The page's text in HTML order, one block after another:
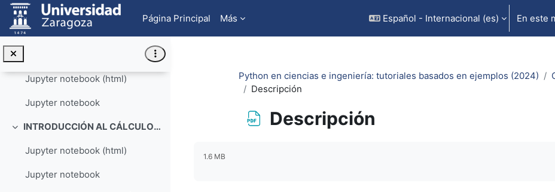
Salta al contenido principal
Página Principal
Más Español - Internacional ‎(es)‎ En este
Colapsar
Jupyter notebook (html)
Jupyter notebook
Colapsar INTRODUCCIÓN AL CÁLCULO VECTORIAL CON PYTHON
Jupyter notebook (html)
Jupyter notebook
Python en ciencias e ingeniería: tutoriales basados en ejemplos (2024)
Descripción
Descripción
1.6 MB